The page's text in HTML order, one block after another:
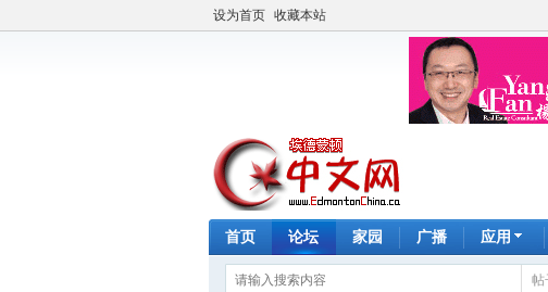
设为首页 收藏本站
首页 论坛 家园 广播 应用
帖